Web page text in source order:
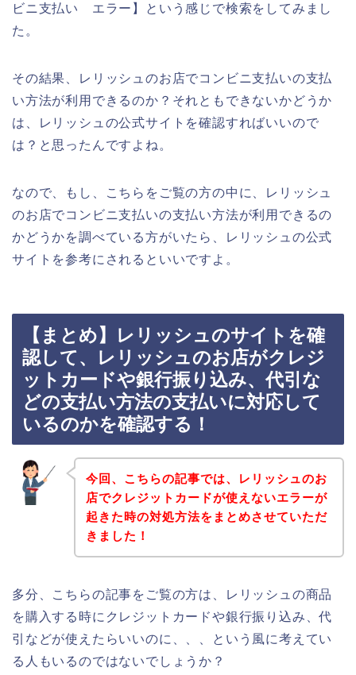
ビニ支払い エラー】という感じで検索をしてみまし
た。
その結果、レリッシュのお店でコンビニ支払いの支払
い方法が利用できるのか？それともできないかどうか
は、レリッシュの公式サイトを確認すればいいので
は？と思ったんですよね。
なので、もし、こちらをご覧の方の中に、レリッシュ
のお店でコンビニ支払いの支払い方法が利用できるの
かどうかを調べている方がいたら、レリッシュの公式
サイトを参考にされるといいですよ。
【まとめ】レリッシュのサイトを確
認して、レリッシュのお店がクレジ
ットカードや銀行振り込み、代引な
どの支払い方法の支払いに対応して
いるのかを確認する！
今回、こちらの記事では、レリッシュのお
店でクレジットカードが使えないエラーが
起きた時の対処方法をまとめさせていただ
きました！
多分、こちらの記事をご覧の方は、レリッシュの商品
を購入する時にクレジットカードや銀行振り込み、代
引などが使えたらいいのに、、、という風に考えてい
る人もいるのではないでしょうか？